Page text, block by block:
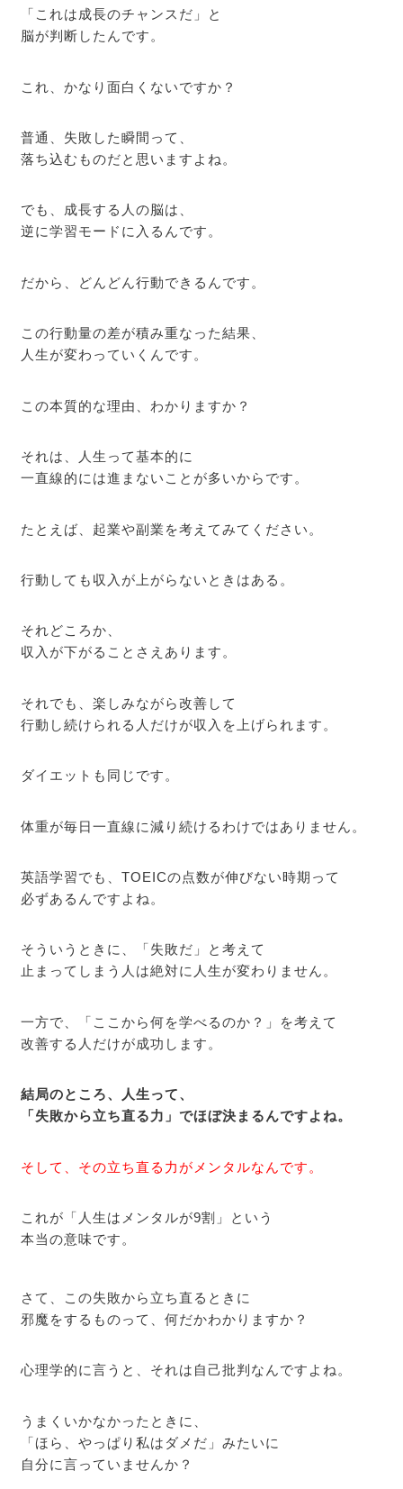
「これは成長のチャンスだ」と
脳が判断したんです。
これ、かなり面白くないですか？
普通、失敗した瞬間って、
落ち込むものだと思いますよね。
でも、成長する人の脳は、
逆に学習モードに入るんです。
だから、どんどん行動できるんです。
この行動量の差が積み重なった結果、
人生が変わっていくんです。
この本質的な理由、わかりますか？
それは、人生って基本的に
一直線的には進まないことが多いからです。
たとえば、起業や副業を考えてみてください。
行動しても収入が上がらないときはある。
それどころか、
収入が下がることさえあります。
それでも、楽しみながら改善して
行動し続けられる人だけが収入を上げられます。
ダイエットも同じです。
体重が毎日一直線に減り続けるわけではありません。
英語学習でも、TOEICの点数が伸びない時期って
必ずあるんですよね。
そういうときに、「失敗だ」と考えて
止まってしまう人は絶対に人生が変わりません。
一方で、「ここから何を学べるのか？」を考えて
改善する人だけが成功します。
結局のところ、人生って、
「失敗から立ち直る力」でほぼ決まるんですよね。
そして、その立ち直る力がメンタルなんです。
これが「人生はメンタルが9割」という
本当の意味です。
さて、この失敗から立ち直るときに
邪魔をするものって、何だかわかりますか？
心理学的に言うと、それは自己批判なんですよね。
うまくいかなかったときに、
「ほら、やっぱり私はダメだ」みたいに
自分に言っていませんか？